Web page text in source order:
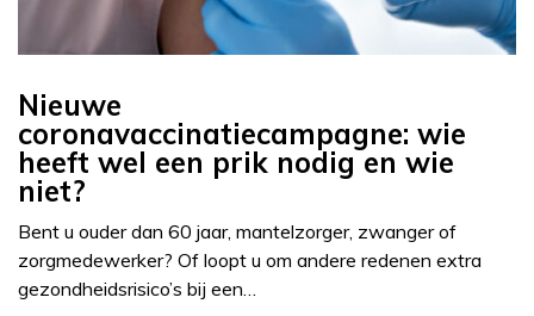
Nieuwe
coronavaccinatiecampagne: wie
heeft wel een prik nodig en wie
niet?
Bent u ouder dan 60 jaar, mantelzorger, zwanger of
zorgmedewerker? Of loopt u om andere redenen extra
gezondheidsrisico’s bij een…